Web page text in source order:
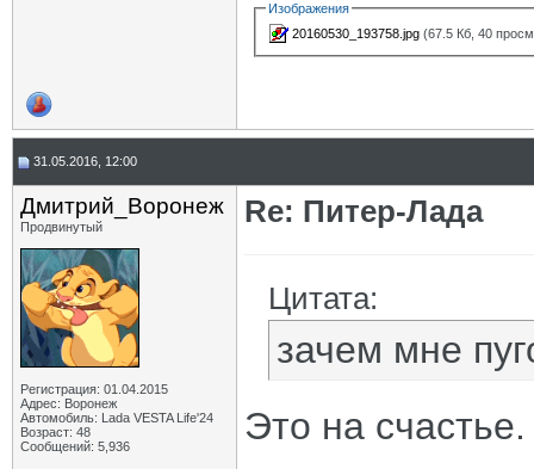
Изображения
20160530_193758.jpg (67.5 Кб, 40
31.05.2016, 12:00
Дмитрий_Воронеж
Продвинутый
Регистрация: 01.04.2015
Адрес: Воронеж
Автомобиль: Lada VESTA Life'24
Возраст: 48
Сообщений: 5,936
Re: Питер-Лада
Цитата:
зачем мне
Это на счастье.